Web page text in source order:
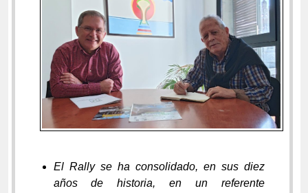
El Rally se ha consolidado, en sus diez
años de historia, en un referente